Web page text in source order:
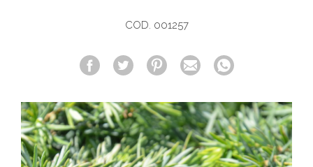
COD. 001257